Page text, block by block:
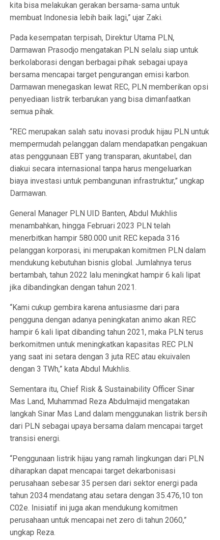
kita bisa melakukan gerakan bersama-sama untuk
membuat Indonesia lebih baik lagi,” ujar Zaki.
Pada kesempatan terpisah, Direktur Utama PLN,
Darmawan Prasodjo mengatakan PLN selalu siap untuk
berkolaborasi dengan berbagai pihak sebagai upaya
bersama mencapai target pengurangan emisi karbon.
Darmawan menegaskan lewat REC, PLN memberikan opsi
penyediaan listrik terbarukan yang bisa dimanfaatkan
semua pihak.
“REC merupakan salah satu inovasi produk hijau PLN untuk
mempermudah pelanggan dalam mendapatkan pengakuan
atas penggunaan EBT yang transparan, akuntabel, dan
diakui secara internasional tanpa harus mengeluarkan
biaya investasi untuk pembangunan infrastruktur,” ungkap
Darmawan.
General Manager PLN UID Banten, Abdul Mukhlis
menambahkan, hingga Februari 2023 PLN telah
menerbitkan hampir 580.000 unit REC kepada 316
pelanggan korporasi, ini merupakan komitmen PLN dalam
mendukung kebutuhan bisnis global. Jumlahnya terus
bertambah, tahun 2022 lalu meningkat hampir 6 kali lipat
jika dibandingkan dengan tahun 2021.
“Kami cukup gembira karena antusiasme dari para
pengguna dengan adanya peningkatan animo akan REC
hampir 6 kali lipat dibanding tahun 2021, maka PLN terus
berkomitmen untuk meningkatkan kapasitas REC PLN
yang saat ini setara dengan 3 juta REC atau ekuivalen
dengan 3 TWh,” kata Abdul Mukhlis.
Sementara itu, Chief Risk & Sustainability Officer Sinar
Mas Land, Muhammad Reza Abdulmajid mengatakan
langkah Sinar Mas Land dalam menggunakan listrik bersih
dari PLN sebagai upaya bersama dalam mencapai target
transisi energi.
“Penggunaan listrik hijau yang ramah lingkungan dari PLN
diharapkan dapat mencapai target dekarbonisasi
perusahaan sebesar 35 persen dari sektor energi pada
tahun 2034 mendatang atau setara dengan 35.476,10 ton
C02e. Inisiatif ini juga akan mendukung komitmen
perusahaan untuk mencapai net zero di tahun 2060,”
ungkap Reza.